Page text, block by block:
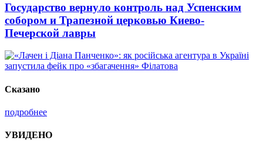
Государство вернуло контроль над Успенским
собором и Трапезной церковью Киево-
Печерской лавры
Сказано
подробнее
УВИДЕНО